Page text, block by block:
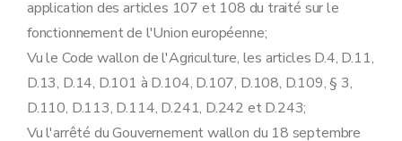
application des articles 107 et 108 du traité sur le
fonctionnement de l'Union européenne;
Vu le Code wallon de l'Agriculture, les articles D.4, D.11,
D.13, D.14, D.101 à D.104, D.107, D.108, D.109, § 3,
D.110, D.113, D.114, D.241, D.242 et D.243;
Vu l'arrêté du Gouvernement wallon du 18 septembre